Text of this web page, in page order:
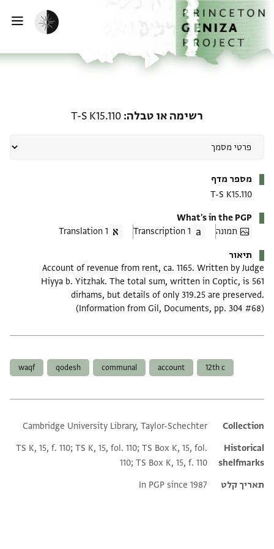
לתוכןהבית
הפעלת מצב כהה
רשימה או טבלה T-S K15.110
מספר מדף
T-S K15.110
What's in the PGP
תמונה
1 Transcription
1 Translation
תיאור
Account of revenue from rent, ca. 1165. Written by Judge
Hiyya b. Yitzhak. The total sum, written in Coptic, is 561
dirhams, but details of only 319.25 are preserved.
(Information from Gil, Documents, pp. 304 #68)
12th c
account
communal
qodesh
waqf
Additional metadata
Collection
Cambridge University Library, Taylor-Schechter
Historical
shelfmarks
TS K, 15, f. 110; TS K, 15, fol. 110; TS Box K, 15, fol.
110; TS Box K, 15, f. 110
תאריך קלט
In PGP since 1987